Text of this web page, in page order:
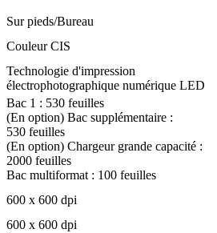
Sur pieds/Bureau
Couleur CIS
Technologie d'impression
électrophotographique numérique LED
Bac 1 : 530 feuilles
(En option) Bac supplémentaire :
530 feuilles
(En option) Chargeur grande capacité :
2000 feuilles
Bac multiformat : 100 feuilles
600 x 600 dpi
600 x 600 dpi